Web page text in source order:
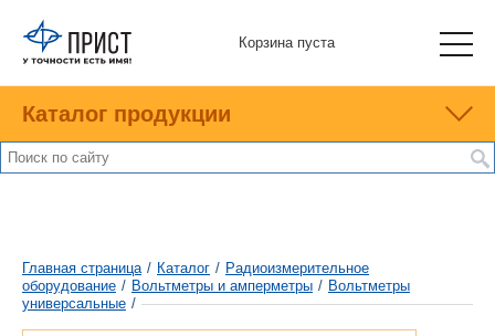
Корзина пуста
Каталог продукции
Главная страница / Каталог / Радиоизмерительное
оборудование / Вольтметры и амперметры / Вольтметры
универсальные /